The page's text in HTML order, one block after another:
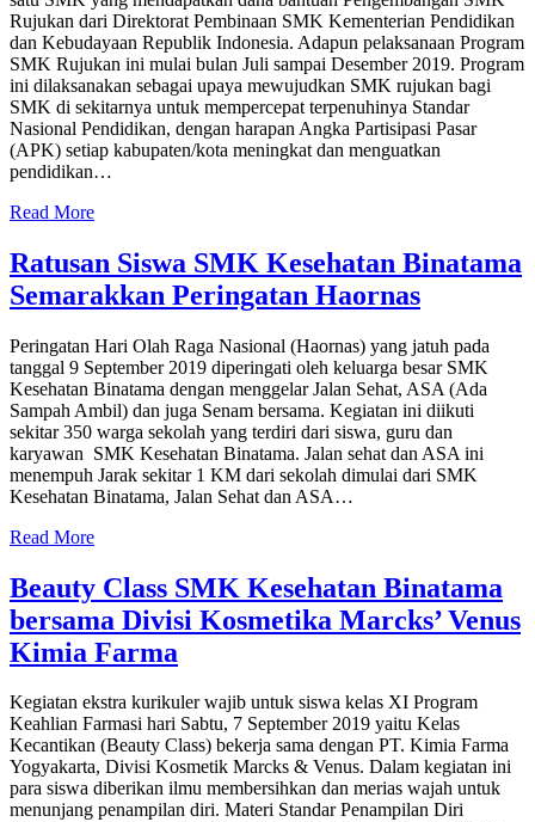
Rujukan dari Direktorat Pembinaan SMK Kementerian Pendidikan
dan Kebudayaan Republik Indonesia. Adapun pelaksanaan Program
SMK Rujukan ini mulai bulan Juli sampai Desember 2019. Program
ini dilaksanakan sebagai upaya mewujudkan SMK rujukan bagi
SMK di sekitarnya untuk mempercepat terpenuhinya Standar
Nasional Pendidikan, dengan harapan Angka Partisipasi Pasar
(APK) setiap kabupaten/kota meningkat dan menguatkan
pendidikan…
Read More
Ratusan Siswa SMK Kesehatan Binatama
Semarakkan Peringatan Haornas
Peringatan Hari Olah Raga Nasional (Haornas) yang jatuh pada
tanggal 9 September 2019 diperingati oleh keluarga besar SMK
Kesehatan Binatama dengan menggelar Jalan Sehat, ASA (Ada
Sampah Ambil) dan juga Senam bersama. Kegiatan ini diikuti
sekitar 350 warga sekolah yang terdiri dari siswa, guru dan
karyawan SMK Kesehatan Binatama. Jalan sehat dan ASA ini
menempuh Jarak sekitar 1 KM dari sekolah dimulai dari SMK
Kesehatan Binatama, Jalan Sehat dan ASA…
Read More
Beauty Class SMK Kesehatan Binatama
bersama Divisi Kosmetika Marcks’ Venus
Kimia Farma
Kegiatan ekstra kurikuler wajib untuk siswa kelas XI Program
Keahlian Farmasi hari Sabtu, 7 September 2019 yaitu Kelas
Kecantikan (Beauty Class) bekerja sama dengan PT. Kimia Farma
Yogyakarta, Divisi Kosmetik Marcks & Venus. Dalam kegiatan ini
para siswa diberikan ilmu membersihkan dan merias wajah untuk
menunjang penampilan diri. Materi Standar Penampilan Diri